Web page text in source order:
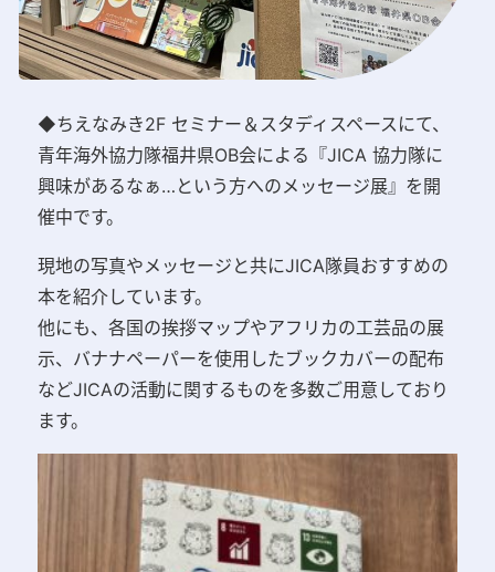
◆ちえなみき2F セミナー＆スタディスペースにて、
青年海外協力隊福井県OB会による『JICA 協力隊に
興味があるなぁ…という方へのメッセージ展』を開
催中です。
現地の写真やメッセージと共にJICA隊員おすすめの
本を紹介しています。
他にも、各国の挨拶マップやアフリカの工芸品の展
示、バナナペーパーを使用したブックカバーの配布
などJICAの活動に関するものを多数ご用意しており
ます。